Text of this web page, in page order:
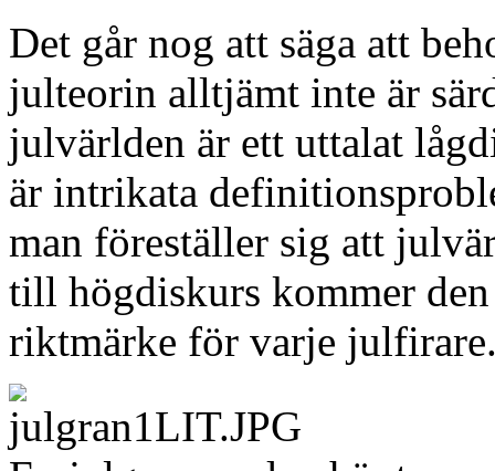
Det går nog att säga att
julteorin alltjämt inte är
julvärlden är ett uttalat
är intrikata
man föreställer sig att
till högdiskurs kommer
riktmärke för varje